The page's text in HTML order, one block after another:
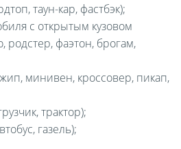
таун-кар, фастбэк);
с открытым кузовом
родстер, фаэтон, брогам,
минивен, кроссовер, пикап,
трактор);
газель);